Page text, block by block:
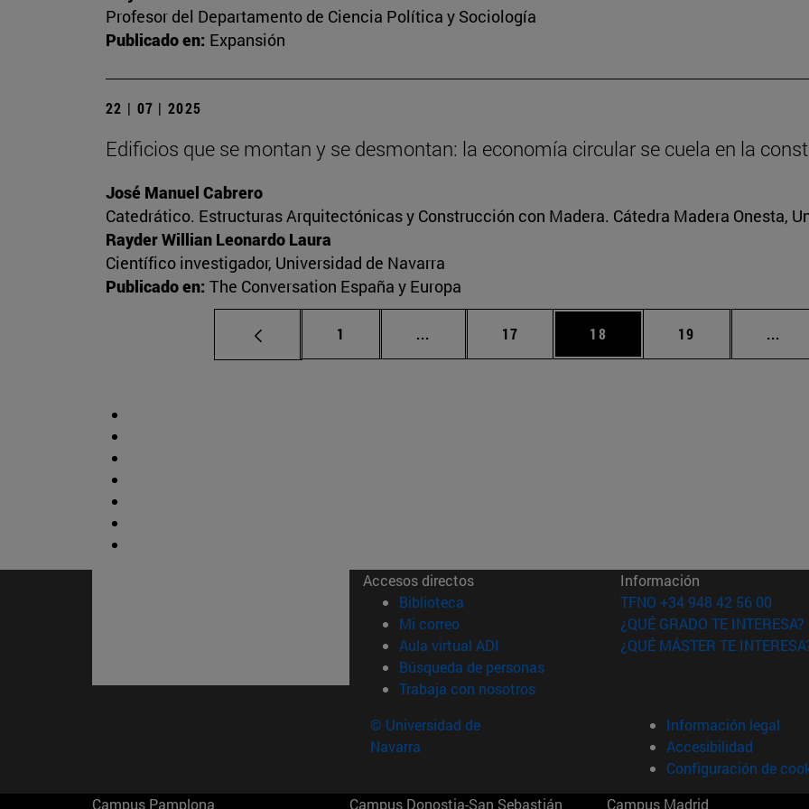
Profesor del Departamento de Ciencia Política y Sociología
Publicado en: Expansión
22 | 07 | 2025
Edificios que se montan y se desmontan: la economía circular se cuela en la
José Manuel Cabrero
Catedrático. Estructuras Arquitectónicas y Construcción con Madera. Cátedra Madera Onesta,
Rayder Willian Leonardo Laura
Científico investigador, Universidad de Navarra
Publicado en: The Conversation España y Europa
Página
1 ... Páginas intermedias Use TAB para desplazarse.
Página
17 Página
18 Página
19 ...
Accesos directos
Biblioteca (abre en nueva ventana)
Mi correo(abre en nueva ventana)
Aula virtual ADI (abre en nueva ventana)
Búsqueda de personas(abre en nueva ventana)
Trabaja con nosotros(abre en nueva ventana)
Información
TFNO +34 948 42 56 00
¿QUÉ GRADO TE INTERESA?
¿QUÉ MÁSTER TE
© Universidad de
Navarra
Información legal
Accesibilidad
Configuración de
Campus Pamplona
Campus Donostia-San Sebastián Campus Madrid